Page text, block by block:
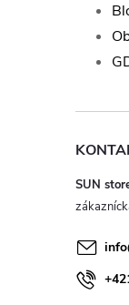
SUN
info